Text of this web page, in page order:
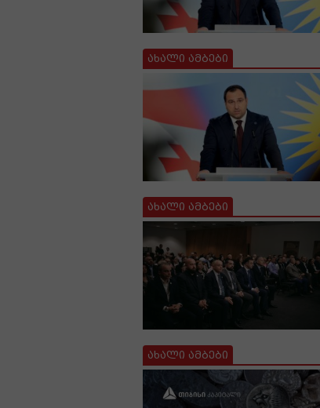
ახალი ამბები
ახალი ამბები
ახალი ამბები